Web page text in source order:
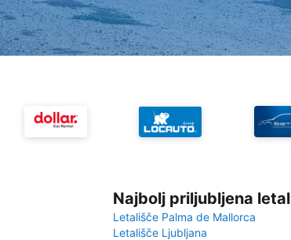
Najbolj priljubljena
Letališče Palma de Mallorca
Letališče Ljubljana